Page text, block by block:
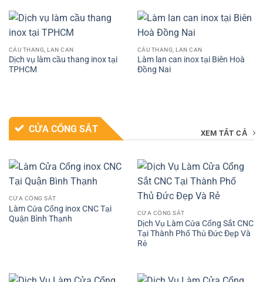
CẦU THANG, LAN CAN
Dịch vụ làm cầu thang inox tại
TPHCM
CẦU THANG, LAN CAN
Làm lan can inox tại Biên Hoà
Đồng Nai
CỬA CỔNG SẮT XEM TẤT CẢ
CỬA CỔNG SẮT
Làm Cửa Cổng inox CNC Tại
Quận Bình Thạnh
CỬA CỔNG SẮT
Dịch Vụ Làm Cửa Cổng Sắt CNC
Tại Thành Phố Thủ Đức Đẹp Và
Rẻ